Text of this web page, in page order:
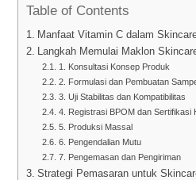
Table of Contents
Manfaat Vitamin C dalam
Langkah Memulai Maklon
1. Konsultasi Konsep Produk
2. Formulasi dan Pembuatan
3. Uji Stabilitas dan Kompatibilitas
4. Registrasi BPOM dan Sertifikasi
5. Produksi Massal
6. Pengendalian Mutu
7. Pengemasan dan Pengiriman
Strategi Pemasaran untuk